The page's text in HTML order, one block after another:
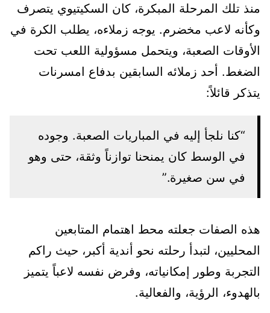
منذ تلك المرحلة المبكرة، كان السكيتيوي يتصرف
وكأنه لاعب مخضرم. يوجه زملاءه، يطلب الكرة في
الأوقات الصعبة، ويتحمل مسؤولية اللعب تحت
الضغط. أحد زملائه السابقين بدفاع امسرنات
يتذكر قائلاً:
“كنا نلجأ إليه في المباريات الصعبة. وجوده
في الوسط كان يمنحنا توازناً وثقة، حتى وهو
في سن صغيرة.”
هذه الصفات جعلته محط اهتمام المتابعين
المحليين، لتبدأ رحلته نحو أندية أكبر، حيث راكم
التجربة وطور إمكانياته، وفرض نفسه لاعباً يتميز
بالهدوء، الرؤية، والفعالية.